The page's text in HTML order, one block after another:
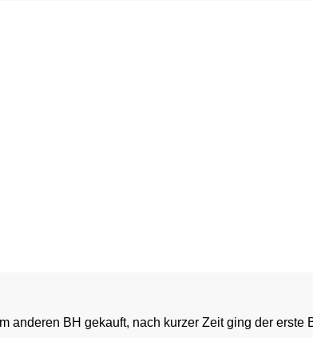
anderen BH gekauft, nach kurzer Zeit ging der